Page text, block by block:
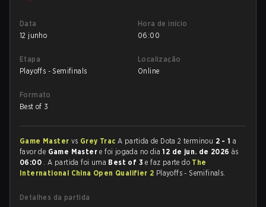
Data
12 junho
Hora de início
06:00
Etapa
Playoffs - Semifinals
Localização
Online
Formato
Best of 3
Game Master vs Grey TracA partida de Dota 2 terminou 2 - 1 a
favor de Game Mastere foi jogada no dia12 de jun. de 2026às
06:00 . A partida foi uma Best of 3e faz parte do The
International China Open Qualifier 2 Playoffs - Semifinals.
Detalhes da partida